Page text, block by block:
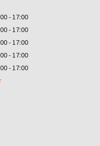
- 17:00
- 17:00
- 17:00
- 17:00
- 17:00